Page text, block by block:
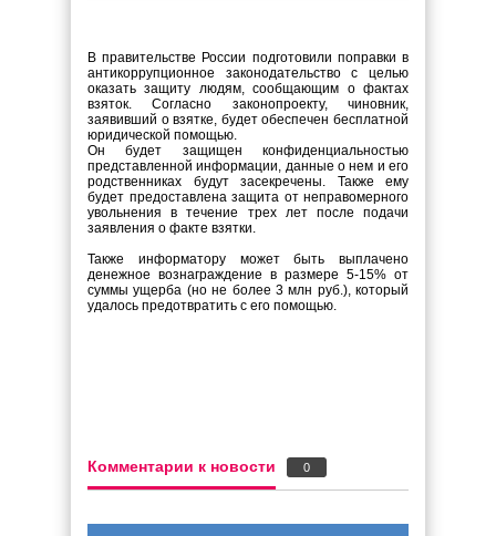
В правительстве России подготовили поправки в
антикоррупционное законодательство с целью
оказать защиту людям, сообщающим о фактах
взяток. Согласно законопроекту, чиновник,
заявивший о взятке, будет обеспечен бесплатной
юридической помощью.
Он будет защищен конфиденциальностью
представленной информации, данные о нем и его
родственниках будут засекречены. Также ему
будет предоставлена защита от неправомерного
увольнения в течение трех лет после подачи
заявления о факте взятки.
Также информатору может быть выплачено
денежное вознаграждение в размере 5-15% от
суммы ущерба (но не более 3 млн руб.), который
удалось предотвратить с его помощью.
Комментарии к новости 0